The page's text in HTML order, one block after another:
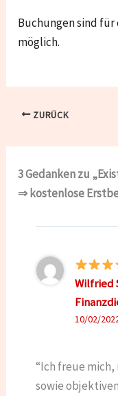
Buchungen sind
möglich.
ZURÜCK
3 Gedanken zu
⇒ kostenlose
Wilfried
10/02/
“Ich freue mich,
sowie objektiven